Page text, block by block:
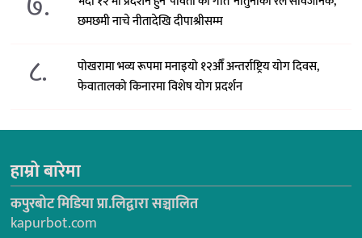
छमछमी नाचे नीतादेखि दीपाश्रीसम्म
८.
पोखरामा भव्य रूपमा मनाइयो १२औँ अन्तर्राष्ट्रिय योग दिवस,
फेवातालको किनारमा विशेष योग प्रदर्शन
हाम्रो बारेमा
कपुरबोट मिडिया प्रा.लिद्वारा सञ्चालित
kapurbot.com